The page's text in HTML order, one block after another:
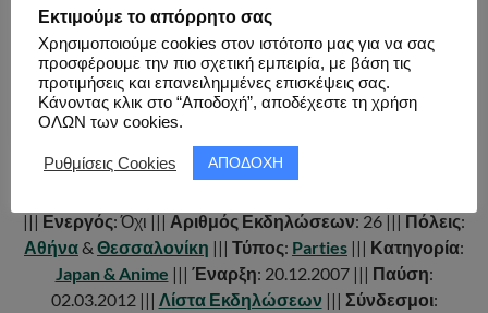
SAKURA SYNDROME
||| Ενεργός: Όχι ||| Αριθμός Εκδηλώσεων: 26 ||| Πόλεις:
Αθήνα& Θεσσαλονίκη ||| Τύπος: Parties ||| Κατηγορία:
Japan & Anime ||| Έναρξη: 20.12.2007 ||| Παύση:
02.03.2012 ||| Λίστα Εκδηλώσεων ||| Σύνδεσμοι:
Εκτιμούμε το απόρρητο σας
Χρησιμοποιούμε cookies στον ιστότοπο μας για να σας
προσφέρουμε την πιο σχετική εμπειρία, με βάση τις
προτιμήσεις και επανειλημμένες επισκέψεις σας.
Κάνοντας κλικ στο “Αποδοχή”, αποδέχεστε τη χρήση
ΟΛΩΝ των cookies.
Ρυθμίσεις Cookies ΑΠΟΔΟΧΗ